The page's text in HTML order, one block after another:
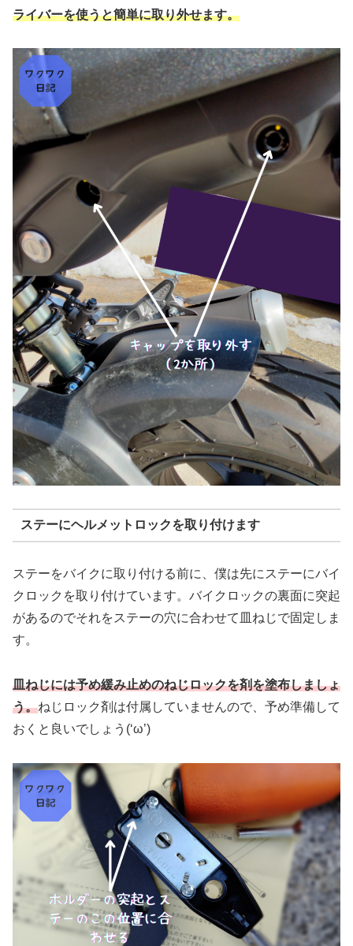
ライバーを使うと簡単に取り外せます。
ステーにヘルメットロックを取り付けます
ステーをバイクに取り付ける前に、僕は先にステーにバイ
クロックを取り付けています。バイクロックの裏面に突起
があるのでそれをステーの穴に合わせて皿ねじで固定しま
す。
皿ねじには予め緩み止めのねじロックを剤を塗布しましょ
う。ねじロック剤は付属していませんので、予め準備して
おくと良いでしょう(‘ω’)